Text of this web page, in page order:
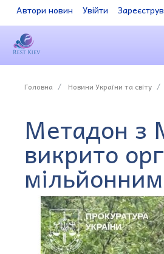
Автори новин Увійти
Головна Новини України та світу
Метадон з
викрито